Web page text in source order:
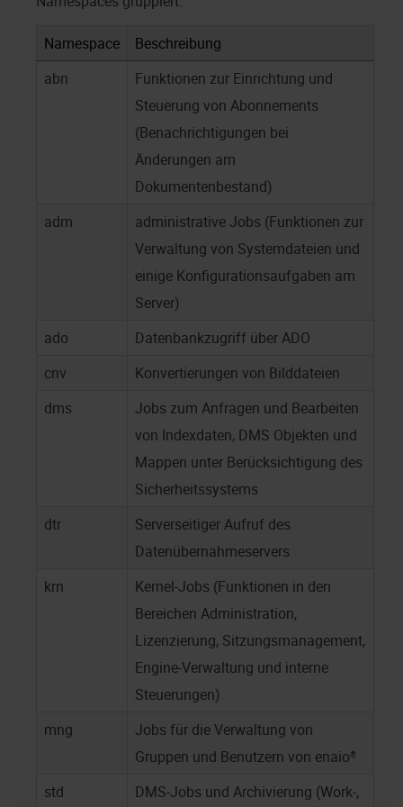
Namespace
Beschreibung
abn
Funktionen zur Einrichtung und
Steuerung von Abonnements
(Benachrichtigungen bei
Änderungen am
Dokumentenbestand)
adm
administrative Jobs (Funktionen zur
Verwaltung von Systemdateien und
einige Konfigurationsaufgaben am
Server)
ado
Datenbankzugriff über ADO
cnv
Konvertierungen von Bilddateien
dms
Jobs zum Anfragen und Bearbeiten
von Indexdaten, DMS Objekten und
Mappen unter Berücksichtigung des
Sicherheitssystems
dtr
Serverseitiger Aufruf des
Datenübernahmeservers
krn
Kernel-Jobs (Funktionen in den
Bereichen Administration,
Lizenzierung, Sitzungsmanagement,
Engine-Verwaltung und interne
Steuerungen)
mng
Jobs für die Verwaltung von
Gruppen und Benutzern von enaio®
std
DMS-Jobs und Archivierung (Work-,